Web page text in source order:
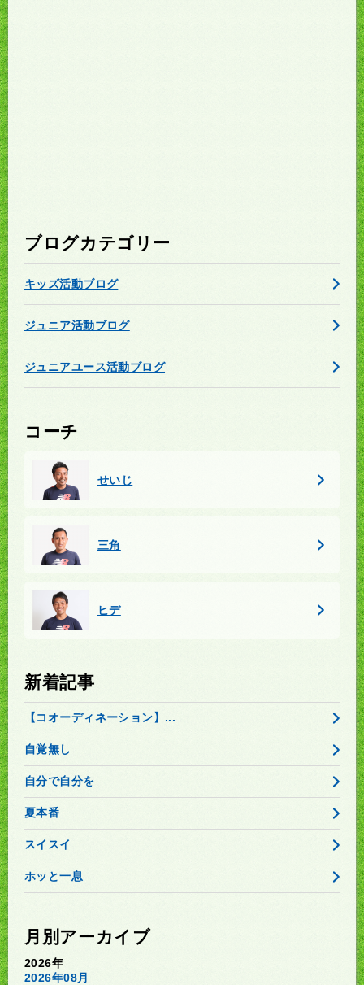
ブログカテゴリー
キッズ活動ブログ
ジュニア活動ブログ
ジュニアユース活動ブログ
コーチ
せいじ
三角
ヒデ
新着記事
【コオーディネーション】...
自覚無し
自分で自分を
夏本番
スイスイ
ホッと一息
月別アーカイブ
2026年
2026年08月